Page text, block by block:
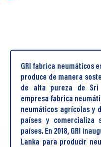
GRI fabrica neumáticos
produce de manera
de alta pureza de Sri
empresa fabrica
neumáticos agrícolas y
países y comercializa
países. En 2018, GRI
Lanka para producir